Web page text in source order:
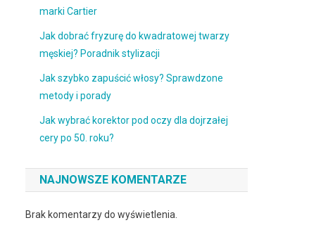
marki Cartier
Jak dobrać fryzurę do kwadratowej twarzy
męskiej? Poradnik stylizacji
Jak szybko zapuścić włosy? Sprawdzone
metody i porady
Jak wybrać korektor pod oczy dla dojrzałej
cery po 50. roku?
NAJNOWSZE KOMENTARZE
Brak komentarzy do wyświetlenia.